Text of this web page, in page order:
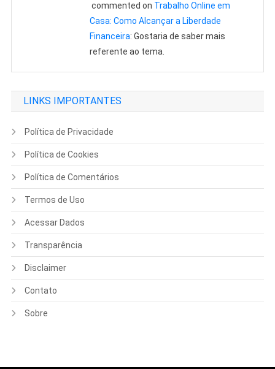
commented on Trabalho Online em
Casa: Como Alcançar a Liberdade
Financeira: Gostaria de saber mais
referente ao tema.
LINKS IMPORTANTES
Política de Privacidade
Política de Cookies
Política de Comentários
Termos de Uso
Acessar Dados
Transparência
Disclaimer
Contato
Sobre